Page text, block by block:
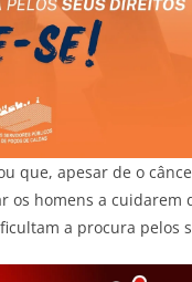
que, apesar de o
os homens a
a procura pelos